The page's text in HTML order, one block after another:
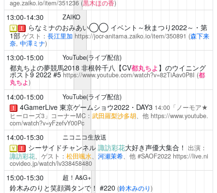
age.zaiko.io/item/351236 (黒木ほの香)
13:00-14:30 ZAIKO
￥ ！ らなミナのおみあい◯◯イベント～秋まつり2022～・第
1部 ゲスト： 長江里加 https://jocr-anitama.zaiko.io/item/350891 (森下来
奈, 中澤ミナ)
13:00-15:00 YouTube(ライブ配信)
都丸ちよの夢競馬2018非根幹千八【CV都丸ちよ 】のウイニング
ポスト9 2022 #5https://www.youtube.com/watch?v=82TiAav0P8I (都
丸ちよ)
14:00-15:00 YouTube(ライブ配信)
！ 4GamerLive 東京ゲームショウ2022・DAY3 14:00「ノーモア★
ヒーローズ3」コーナーMC： 武田羅梨沙多胡、他 https://www.youtube.
com/watch?v=yFzefvY00Pc
14:00-15:30 ニコニコ生放送
￥ ！ シーサイドチャンネル 諏訪彩花大好き声優大集合！
出演：
諏訪彩花、ゲスト： 松田颯水 河瀬茉希、他 #SAOF2022 https://live.ni
covideo.jp/watch/lv338458480
15:00-15:30 超！A&G+
鈴木みのりと笑顔満タンで！ #220 (鈴木みのり)